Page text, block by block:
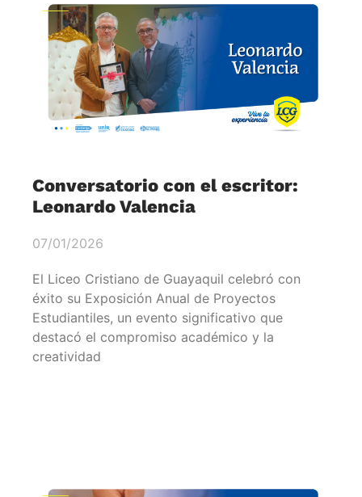
Conversatorio con el escritor:
Leonardo Valencia
07/01/2026
El Liceo Cristiano de Guayaquil celebró con
éxito su Exposición Anual de Proyectos
Estudiantiles, un evento significativo que
destacó el compromiso académico y la
creatividad